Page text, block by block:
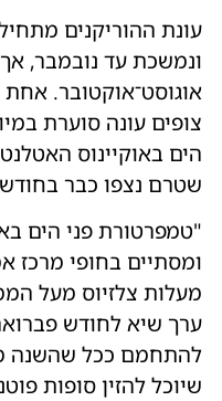
ונמשכת עד נובמבר,
אוגוסט־אוקטובר.
צופים עונה סוערת
הים באוקיינוס
שטרם נצפו כבר
"טמפרטורת פני הים
מעלות צלזיוס מעל
ערך שיא לחודש
להתחמם ככל שהשנה
שיוכל להזין סופות